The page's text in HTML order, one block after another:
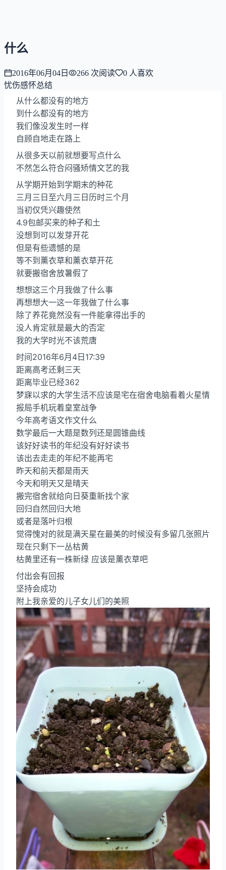
什么
2016年06月04日 266 次阅读 0 人喜欢
忧伤感怀总结
从什么都没有的地方
到什么都没有的地方
我们像没发生时一样
自顾自地走在路上
从很多天以前就想要写点什么
不然怎么符合闷骚矫情文艺的我
从学期开始到学期末的种花
三月三日至六月三日历时三个月
当初仅凭兴趣使然
4.9包邮买来的种子和土
没想到可以发芽开花
但是有些遗憾的是
等不到薰衣草和薰衣草开花
就要搬宿舍放暑假了
想想这三个月我做了什么事
再想想大一这一年我做了什么事
除了养花竟然没有一件能拿得出手的
没人肯定就是最大的否定
我的大学时光不该荒唐
时间2016年6月4日17:39
距离高考还剩三天
距离毕业已经362
梦寐以求的大学生活不应该是宅在宿舍电脑看着火星情
报局手机玩着皇室战争
今年高考语文作文什么
数学最后一大题是数列还是圆锥曲线
该好好读书的年纪没有好好读书
该出去走走的年纪不能再宅
昨天和前天都是雨天
今天和明天又是晴天
搬完宿舍就给向日葵重新找个家
回归自然回归大地
或者是落叶归根
觉得愧对的就是满天星在最美的时候没有多留几张照片
现在只剩下一丛枯黄
枯黄里还有一株新绿 应该是薰衣草吧
付出会有回报
坚持会成功
附上我亲爱的儿子女儿们的美照